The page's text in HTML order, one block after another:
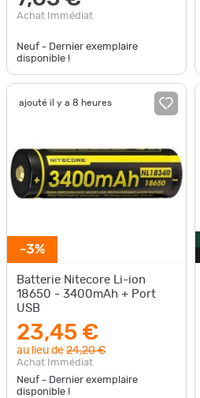
Achat Immédiat
Neuf - Dernier exemplaire
disponible !
ajouté il y a 8 heures
-3%
Batterie Nitecore Li-ion
18650 - 3400mAh + Port
USB
23,45 €
au lieu de 24,20 €
Achat Immédiat
Neuf - Dernier exemplaire
disponible !